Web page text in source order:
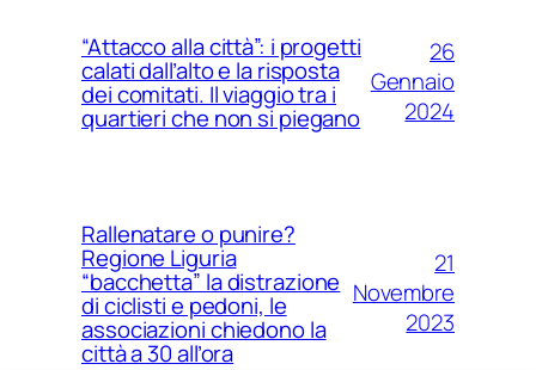
“Attacco alla città”: i progetti
calati dall’alto e la risposta
dei comitati. Il viaggio tra i
quartieri che non si piegano
26
Gennaio
2024
Rallenatare o punire?
Regione Liguria
“bacchetta” la distrazione
di ciclisti e pedoni, le
associazioni chiedono la
città a 30 all’ora
21
Novembre
2023